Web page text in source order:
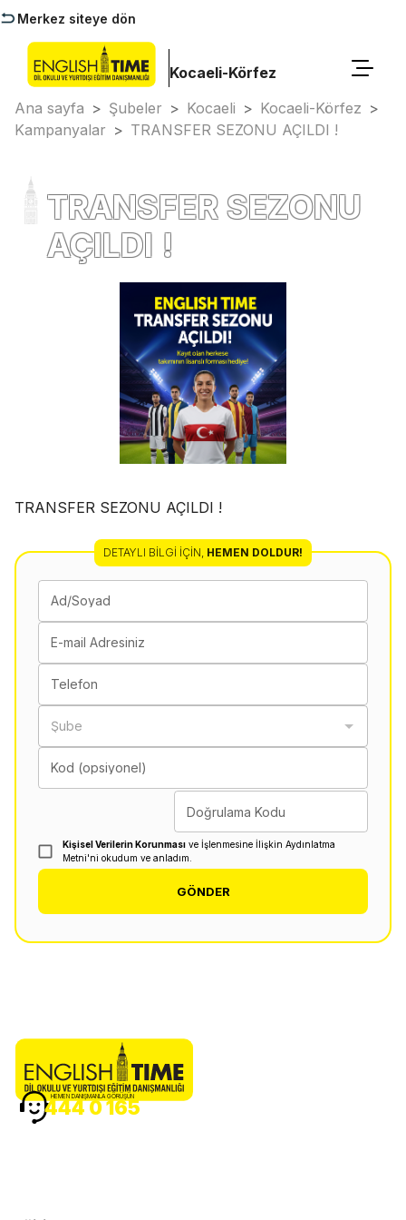
Merkez siteye dön
Kocaeli-Körfez
Ana sayfa > Şubeler > Kocaeli > Kocaeli-Körfez >
Kampanyalar > TRANSFER SEZONU AÇILDI !
TRANSFER SEZONU
AÇILDI !
TRANSFER SEZONU AÇILDI !
DETAYLI BILGI İÇIN, HEMEN DOLDUR!
Ad/Soyad
E-mail Adresiniz
Telefon
Şube
Kod (opsiyonel)
Doğrulama Kodu
Kişisel Verilerin Korunması ve İşlenmesine İlişkin Aydınlatma
Metni'ni okudum ve anladım.
GÖNDER
HEMEN DANIŞMANLA GÖRÜŞÜN
444 0 165